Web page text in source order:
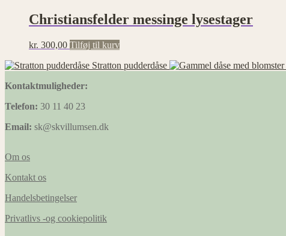
Christiansfelder messinge lysestager
kr. 300,00 Tilføj til kurv
Stratton pudderdåse
Kontaktmuligheder:
Telefon: 30 11 40 23
Email: sk@skvillumsen.dk
Om os
Kontakt os
Handelsbetingelser
Privatlivs -og cookiepolitik